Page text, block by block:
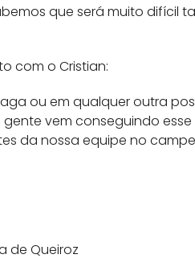
que será muito difícil
com o Cristian:
ou em qualquer outra
vem conseguindo
da nossa equipe no
de Queiroz